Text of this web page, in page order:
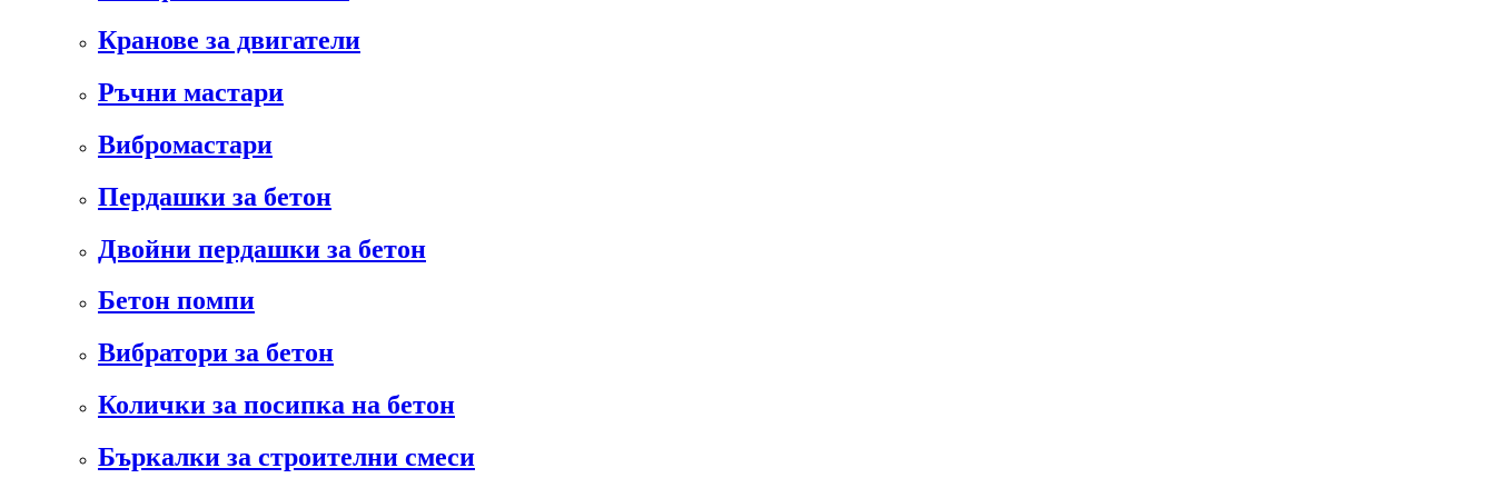
Кранове за двигатели
Ръчни мастари
Вибромастари
Пердашки за бетон
Двойни пердашки за бетон
Бетон помпи
Вибратори за бетон
Колички за посипка на бетон
Бъркалки за строителни смеси